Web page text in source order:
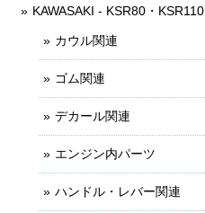
KAWASAKI - KSR80・KSR110
カウル関連
ゴム関連
デカール関連
エンジン内パーツ
ハンドル・レバー関連